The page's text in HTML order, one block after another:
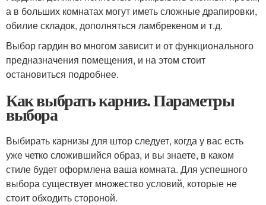
а в больших комнатах могут иметь сложные драпировки,
обилие складок, дополняться ламбрекеном и т.д.
Выбор гардин во многом зависит и от функционального
предназначения помещения, и на этом стоит
остановиться подробнее.
Как выбрать карниз. Параметры
выбора
Выбирать карнизы для штор следует, когда у вас есть
уже четко сложившийся образ, и вы знаете, в каком
стиле будет оформлена ваша комната. Для успешного
выбора существует множество условий, которые не
стоит обходить стороной.